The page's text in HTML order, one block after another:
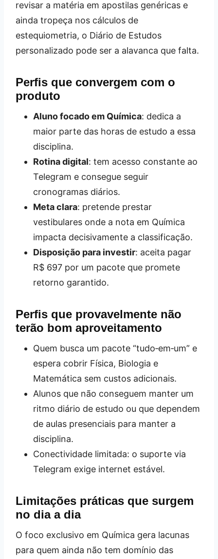
revisar a matéria em apostilas genéricas e
ainda tropeça nos cálculos de
estequiometria, o Diário de Estudos
personalizado pode ser a alavanca que falta.
Perfis que convergem com o
produto
Aluno focado em Química: dedica a
maior parte das horas de estudo a essa
disciplina.
Rotina digital: tem acesso constante ao
Telegram e consegue seguir
cronogramas diários.
Meta clara: pretende prestar
vestibulares onde a nota em Química
impacta decisivamente a classificação.
Disposição para investir: aceita pagar
R$ 697 por um pacote que promete
retorno garantido.
Perfis que provavelmente não
terão bom aproveitamento
Quem busca um pacote “tudo‑em‑um” e
espera cobrir Física, Biologia e
Matemática sem custos adicionais.
Alunos que não conseguem manter um
ritmo diário de estudo ou que dependem
de aulas presenciais para manter a
disciplina.
Conectividade limitada: o suporte via
Telegram exige internet estável.
Limitações práticas que surgem
no dia a dia
O foco exclusivo em Química gera lacunas
para quem ainda não tem domínio das